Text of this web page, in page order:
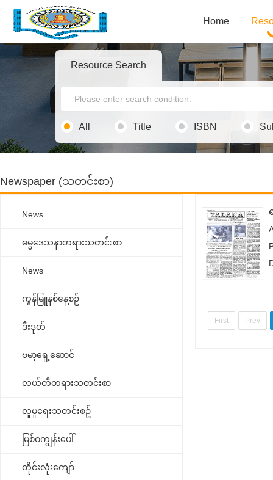
Home
Resource Search
All Title ISBN
Newspaper (သတင်းစာ)
News
ဓမ္မ‌ဒေသနာတရားသတင်းစာ
News
ကွန်မြူနစ်နေ့စဥ်
ဒီးဒုတ်
ဗမာ့ရှေ့ဆောင်
လယ်တီတရားသတင်းစာ
လူမှုရေးသတင်းစဥ်
မြစ်ဝကျွန်းပေါ်
တိုင်းလုံးကျော်
First Prev